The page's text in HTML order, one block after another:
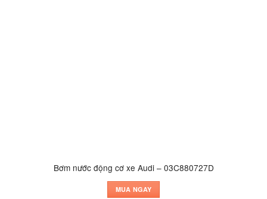
Bơm nước động cơ xe Audi – 03C880727D
MUA NGAY